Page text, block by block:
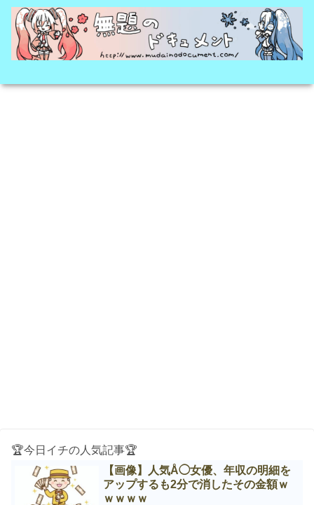
🏆今日イチの人気記事🏆
【画像】人気Å◯女優、年収の明細を
アップするも2分で消したその金額ｗ
ｗｗｗｗ